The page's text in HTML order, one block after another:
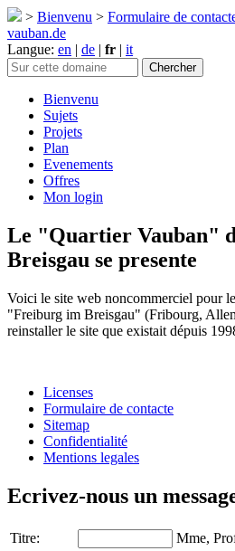
> Bienvenu > Formulaire de
vauban.de
Langue: en | de | fr | it
Bienvenu
Sujets
Projets
Plan
Evenements
Offres
Mon login
Le "Quartier Vauban"
Breisgau se presente
Voici le site web noncommerciel pour
"Freiburg im Breisgau" (Fribourg,
reinstaller le site que existait dépuis
Licenses
Formulaire de contacte
Sitemap
Confidentialité
Mentions legales
Ecrivez-nous un
Titre:
Mme,